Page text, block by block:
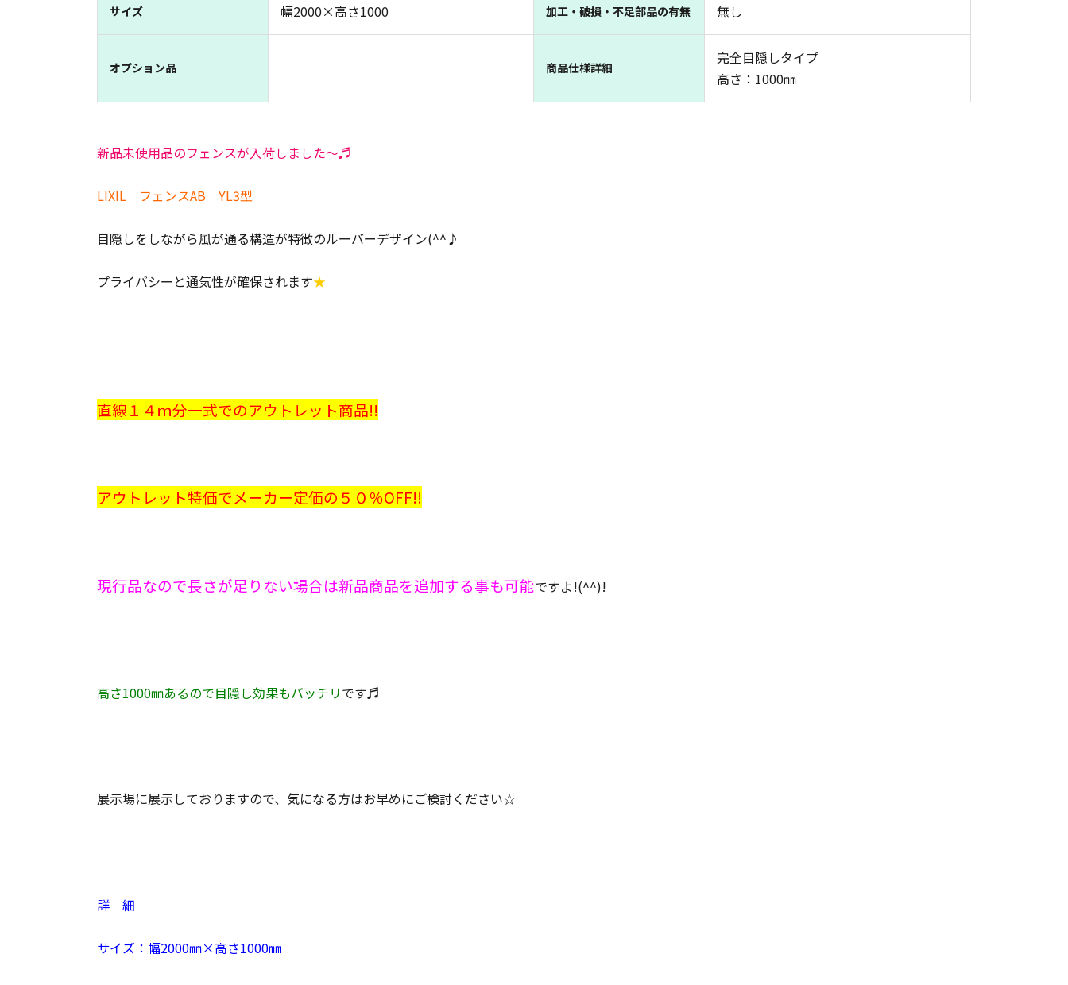
サイズ 幅2000×高さ1000 加工・破損・不足部品の有無 無し
オプション品 商品仕様詳細
完全目隠しタイプ
高さ：1000㎜
新品未使用品のフェンスが入荷しました～♬
LIXIL フェンスAB YL3型
目隠しをしながら風が通る構造が特徴のルーバーデザイン(^^♪
プライバシーと通気性が確保されます★
直線１４ｍ分一式でのアウトレット商品!!
アウトレット特価でメーカー定価の５０％OFF!!
現行品なので長さが足りない場合は新品商品を追加する事も可能ですよ!(^^)!
高さ1000㎜あるので目隠し効果もバッチリです♬
展示場に展示しておりますので、気になる方はお早めにご検討ください☆
詳 細
サイズ：幅2000㎜×高さ1000㎜